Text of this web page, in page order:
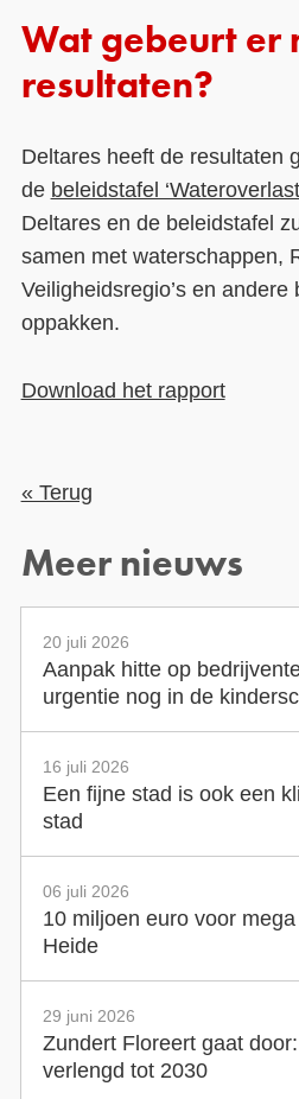
Wat gebeurt er
resultaten?
Deltares heeft de resultaten
de beleidstafel
Deltares en de beleidstafel
samen met waterschappen,
Veiligheidsregio’s en andere
oppakken.
Download het rapport
« Terug
Meer nieuws
20 juli 2026
Aanpak hitte op
urgentie nog in de
16 juli 2026
Een fijne stad is ook een
stad
06 juli 2026
10 miljoen euro voor
Heide
29 juni 2026
Zundert Floreert gaat
verlengd tot 2030